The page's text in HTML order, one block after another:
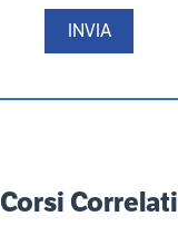
Corsi Correlati